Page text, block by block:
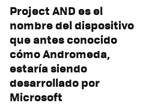
Project AND es el
nombre del dispositivo
que antes conocido
cómo Andromeda,
estaría siendo
desarrollado por
Microsoft